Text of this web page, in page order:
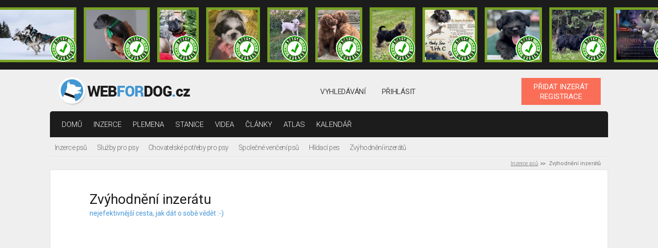
VYHLEDÁVÁNÍ PŘIHLÁSIT
PŘIDAT INZERÁT
REGISTRACE
DOMŮ INZERCE PLEMENA STANICE VIDEA ČLÁNKY ATLAS KALENDÁŘ
Inzerce psů Služby pro psy Chovatelské potřeby pro psy Společné venčení psů Hlídací pes Zvýhodnění inzerátů
Inzerce psů Zvýhodnění inzerátů
Zvýhodnění inzerátu
nejefektivnější cesta, jak dát o sobě vědět :-)